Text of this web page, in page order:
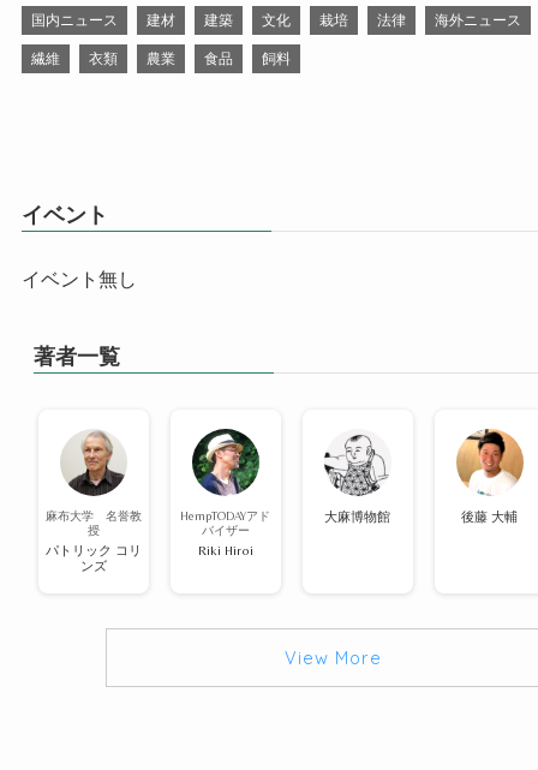
国内ニュース 建材 建築 文化 栽培 法律 海外ニュース
繊維 衣類 農業 食品 飼料
イベント
イベント無し
著者一覧
麻布大学 名誉教
授
パトリック コリ
ンズ
HempTODAYアド
バイザー
Riki Hiroi
大麻博物館 後藤 大輔
View More